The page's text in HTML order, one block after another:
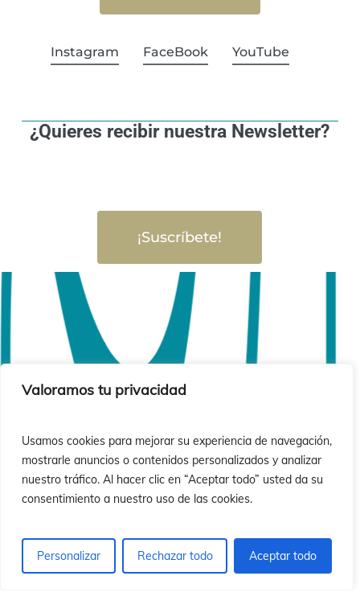
Valoramos tu privacidad
Usamos cookies para mejorar su experiencia de navegación,
mostrarle anuncios o contenidos personalizados y analizar
nuestro tráfico. Al hacer clic en “Aceptar todo” usted da su
consentimiento a nuestro uso de las cookies.
Personalizar Rechazar todo Aceptar todo
Instagram FaceBook YouTube
¿Quieres recibir nuestra Newsletter?
¡Suscríbete!